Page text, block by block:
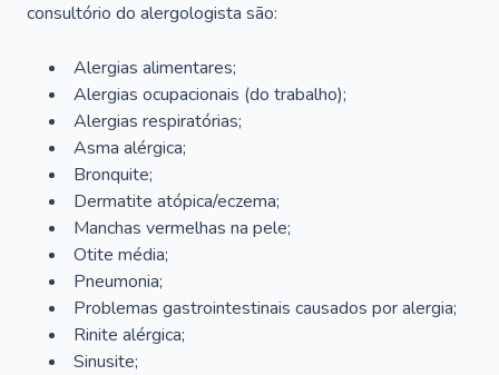
consultório do alergologista são:
Alergias alimentares;
Alergias ocupacionais (do trabalho);
Alergias respiratórias;
Asma alérgica;
Bronquite;
Dermatite atópica/eczema;
Manchas vermelhas na pele;
Otite média;
Pneumonia;
Problemas gastrointestinais causados por alergia;
Rinite alérgica;
Sinusite;